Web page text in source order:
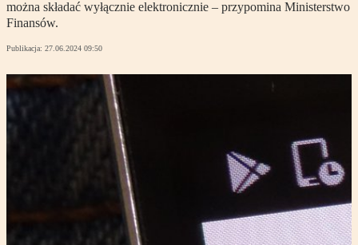
można składać wyłącznie elektronicznie – przypomina Ministerstwo
Finansów.
Publikacja: 27.06.2024 09:50